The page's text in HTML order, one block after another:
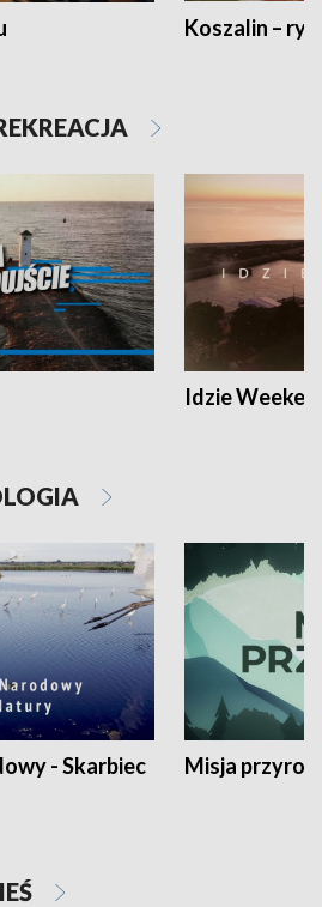
Koszalin –
Idzie
- Skarbiec
Misja